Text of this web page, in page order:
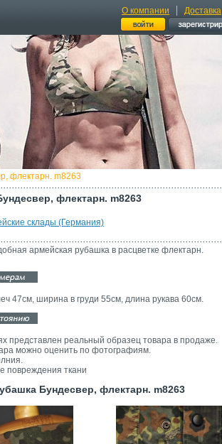
О компании Доставка
флектарн. m8263
флектарн. m8263
склады (Германия)
армейская рубашка в расцветке флектарн.
47см, ширина в груди 55см, длина рукава 60см.
представлен реальный образец товара в продаже.
можно оценить по фотографиям.
повреждения ткани
Бундесвер, флектарн. m8263